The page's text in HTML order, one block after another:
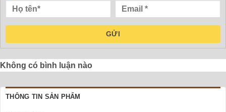
GỬI
Không có bình luận nào
THÔNG TIN SẢN PHẨM